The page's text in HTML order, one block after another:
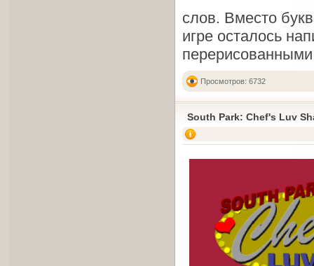
слов. Вместо
игре осталось
Просмотров: 6732
South Park: Chef's Luv